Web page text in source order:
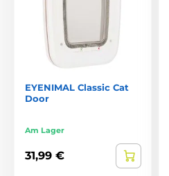
EYENIMAL Classic Cat
Door
Am Lager
31,99 €